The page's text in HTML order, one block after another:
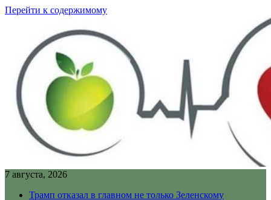
Перейти к содержимому
7 августа, 2026
Трамп отказал в главном не только Зеленскому